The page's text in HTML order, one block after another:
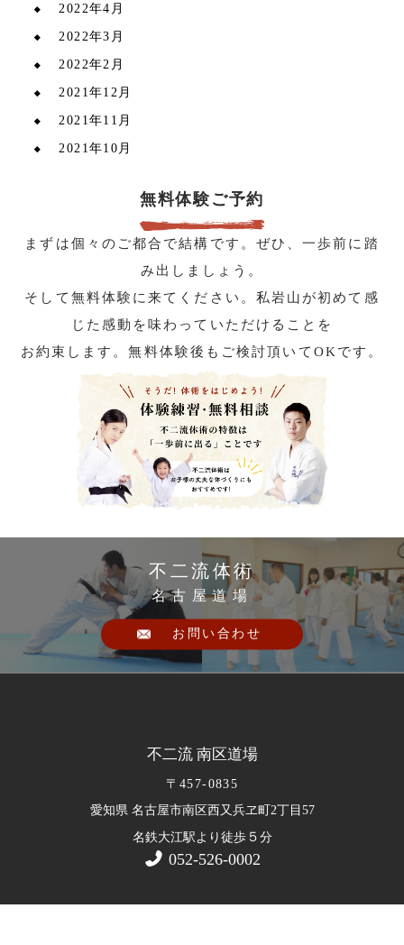
2022年4月
2022年3月
2022年2月
2021年12月
2021年11月
2021年10月
無料体験ご予約
まずは個々のご都合で結構です。ぜひ、一歩前に踏
み出しましょう。
そして無料体験に来てください。私岩山が初めて感
じた感動を味わっていただけることを
お約束します。無料体験後もご検討頂いてOKです。
不二流体術
名古屋道場
お問い合わせ
不二流 南区道場
〒457-0835
愛知県 名古屋市南区西又兵ヱ町2丁目57
名鉄大江駅より徒歩５ 分
052-526-0002